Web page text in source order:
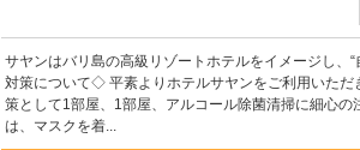
サヤンはバリ島の高級リゾートホテルをイメージし
対策について◇ 平素よりホテルサヤンをご利用いた
策として1部屋、1部屋、アルコール除菌清掃に細心
は、マスクを着...